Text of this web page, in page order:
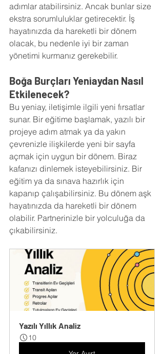
adımlar atabilirsiniz. Ancak bunlar size
ekstra sorumluluklar getirecektir. İş
hayatınızda da hareketli bir dönem
olacak, bu nedenle iyi bir zaman
yönetimi kurmanız gerekebilir.
Boğa Burçları Yeniaydan Nasıl
Etkilenecek?
Bu yeniay, iletişimle ilgili yeni fırsatlar
sunar. Bir eğitime başlamak, yazılı bir
projeye adım atmak ya da yakın
çevrenizle ilişkilerde yeni bir sayfa
açmak için uygun bir dönem. Biraz
kafanızı dinlemek isteyebilirsiniz. Bir
eğitim ya da sınava hazırlık için
kapanıp çalışabilirsiniz. Bu dönem aşk
hayatınızda da hareketli bir dönem
olabilir. Partnerinizle bir yolculuğa da
çıkabilirsiniz.
Yazılı Yıllık Analiz
10